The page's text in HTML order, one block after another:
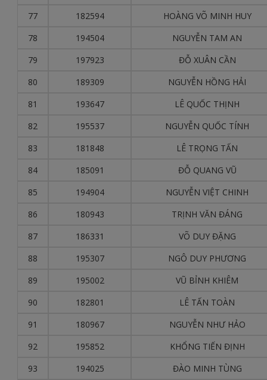
77
182594
HOÀNG VÕ MINH HUY
78
194504
NGUYỄN TAM AN
79
197923
ĐỖ XUÂN CẦN
80
189309
NGUYỄN HỒNG HẢI
81
193647
LÊ QUỐC THỊNH
82
195537
NGUYỄN QUỐC TÍNH
83
181848
LÊ TRỌNG TẤN
84
185091
ĐỖ QUANG VŨ
85
194904
NGUYỄN VIỆT CHINH
86
180943
TRỊNH VĂN ĐÁNG
87
186331
VÕ DUY ĐẶNG
88
195307
NGÔ DUY PHƯƠNG
89
195002
VŨ BỈNH KHIÊM
90
182801
LÊ TẤN TOÀN
91
180967
NGUYỄN NHƯ HẢO
92
195852
KHỔNG TIẾN ĐỊNH
93
194025
ĐÀO MINH TÙNG